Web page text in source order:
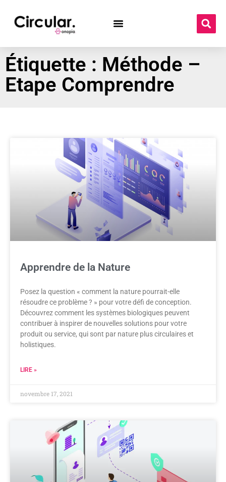
Étiquette : Méthode –
Etape Comprendre
Apprendre de la Nature
Posez la question « comment la nature pourrait-elle
résoudre ce problème ? » pour votre défi de conception.
Découvrez comment les systèmes biologiques peuvent
contribuer à inspirer de nouvelles solutions pour votre
produit ou service, qui sont par nature plus circulaires et
holistiques.
LIRE »
novembre 17, 2021